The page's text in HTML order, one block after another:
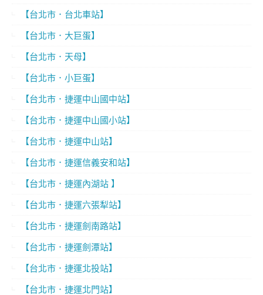
【台北市．台北車站】
【台北市．大巨蛋】
【台北市．天母】
【台北市．小巨蛋】
【台北市．捷運中山國中站】
【台北市．捷運中山國小站】
【台北市．捷運中山站】
【台北市．捷運信義安和站】
【台北市．捷運內湖站 】
【台北市．捷運六張犁站】
【台北市．捷運劍南路站】
【台北市．捷運劍潭站】
【台北市．捷運北投站】
【台北市．捷運北門站】